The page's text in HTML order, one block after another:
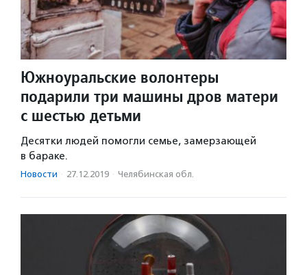
Южноуральские волонтеры
подарили три машины дров матери
с шестью детьми
Десятки людей помогли семье, замерзающей
в бараке.
Новости · 27.12.2019 · Челябинская обл.